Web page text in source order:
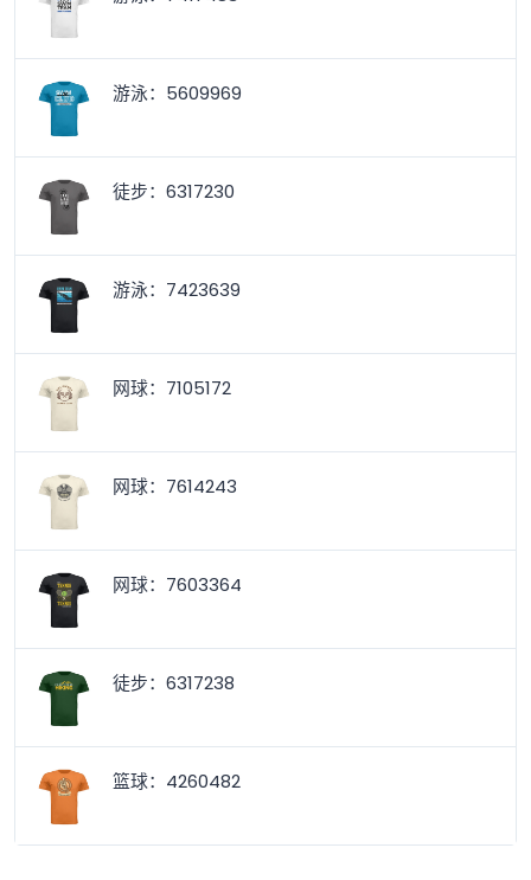
游泳：5609969
徒步：6317230
游泳：7423639
网球：7105172
网球：7614243
网球：7603364
徒步：6317238
篮球：4260482